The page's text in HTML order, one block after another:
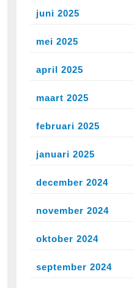
juni 2025
mei 2025
april 2025
maart 2025
februari 2025
januari 2025
december 2024
november 2024
oktober 2024
september 2024